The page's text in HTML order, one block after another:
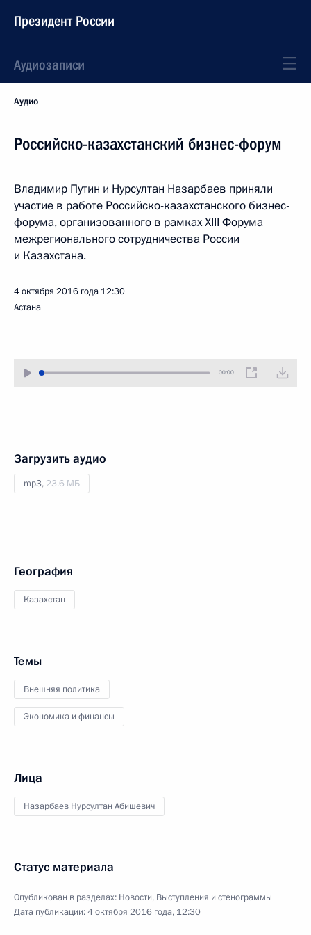
Президент России
Аудиозаписи
Аудио
Российско-казахстанский бизнес-форум
Владимир Путин и Нурсултан Назарбаев приняли
участие в работе Российско-казахстанского бизнес-
форума, организованного в рамках XIII Форума
межрегионального сотрудничества России
и Казахстана.
4 октября 2016 года 12:30
Астана
00:00
Загрузить аудио
mp3, 23.6 МБ
География
Казахстан
Темы
Внешняя политика
Экономика и финансы
Лица
Назарбаев Нурсултан Абишевич
Статус материала
Опубликован в разделах: Новости, Выступления и стенограммы
Дата публикации:4 октября 2016 года, 12:30